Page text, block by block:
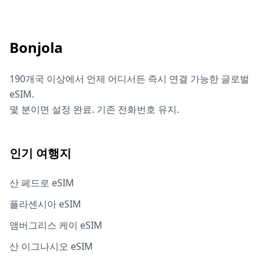
Bonjola
190개국 이상에서 언제 어디서든 즉시 연결 가능한 글로벌
eSIM.
몇 분이면 설정 완료. 기존 전화번호 유지.
인기 여행지
산 페드로 eSIM
플라센시아 eSIM
앰버그리스 케이 eSIM
산 이그나시오 eSIM